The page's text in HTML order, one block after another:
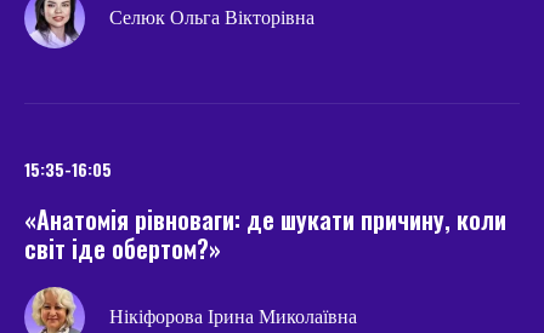
Селюк Ольга Вікторівна
15:35-16:05
«Анатомія рівноваги: де шукати причину, коли
світ іде обертом?»
Нікіфорова Ірина Миколаївна